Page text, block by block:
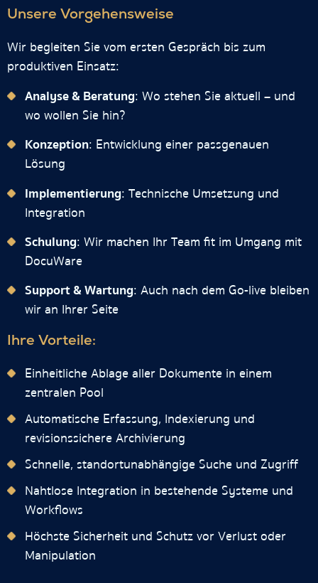
Unsere Vorgehensweise
Wir begleiten Sie vom ersten Gespräch bis zum
produktiven Einsatz:
Analyse & Beratung: Wo stehen Sie aktuell – und
wo wollen Sie hin?
Konzeption: Entwicklung einer passgenauen
Lösung
Implementierung: Technische Umsetzung und
Integration
Schulung: Wir machen Ihr Team fit im Umgang mit
DocuWare
Support & Wartung: Auch nach dem Go-live bleiben
wir an Ihrer Seite
Ihre Vorteile:
Einheitliche Ablage aller Dokumente in einem
zentralen Pool
Automatische Erfassung, Indexierung und
revisionssichere Archivierung
Schnelle, standortunabhängige Suche und Zugriff
Nahtlose Integration in bestehende Systeme und
Workflows
Höchste Sicherheit und Schutz vor Verlust oder
Manipulation